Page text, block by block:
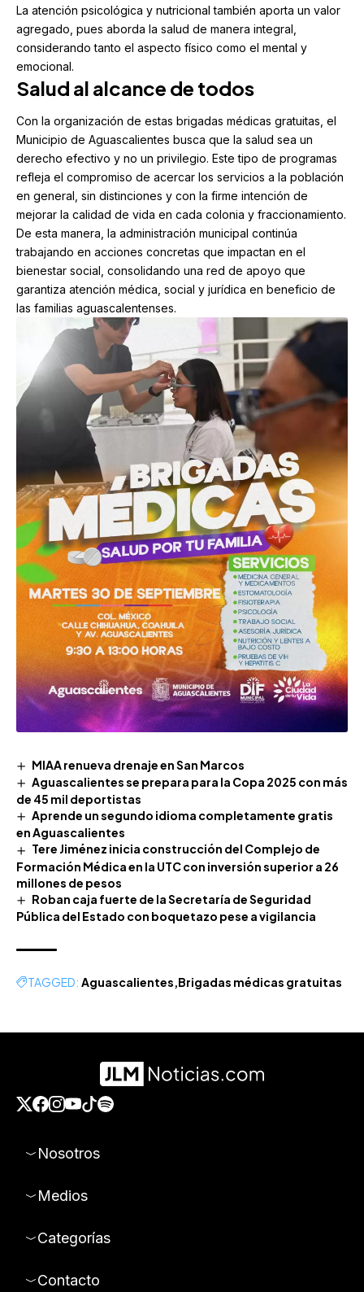
La atención psicológica y nutricional también aporta un valor
agregado, pues aborda la salud de manera integral,
considerando tanto el aspecto físico como el mental y
emocional.
Salud al alcance de todos
Con la organización de estas brigadas médicas gratuitas, el
Municipio de Aguascalientes busca que la salud sea un
derecho efectivo y no un privilegio. Este tipo de programas
refleja el compromiso de acercar los servicios a la población
en general, sin distinciones y con la firme intención de
mejorar la calidad de vida en cada colonia y fraccionamiento.
De esta manera, la administración municipal continúa
trabajando en acciones concretas que impactan en el
bienestar social, consolidando una red de apoyo que
garantiza atención médica, social y jurídica en beneficio de
las familias aguascalentenses.
MIAA renueva drenaje en San Marcos
Aguascalientes se prepara para la Copa 2025 con más
de 45 mil deportistas
Aprende un segundo idioma completamente gratis
en Aguascalientes
Tere Jiménez inicia construcción del Complejo de
Formación Médica en la UTC con inversión superior a 26
millones de pesos
Roban caja fuerte de la Secretaría de Seguridad
Pública del Estado con boquetazo pese a vigilancia
TAGGED: Aguascalientes Brigadas médicas gratuitas
Nosotros
Medios
Categorías
Contacto